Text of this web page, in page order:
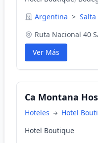
Argentina > Salta
Ruta Nacional 40
Ver Más
Ca Montana
Hoteles
Hotel
Hotel Boutique